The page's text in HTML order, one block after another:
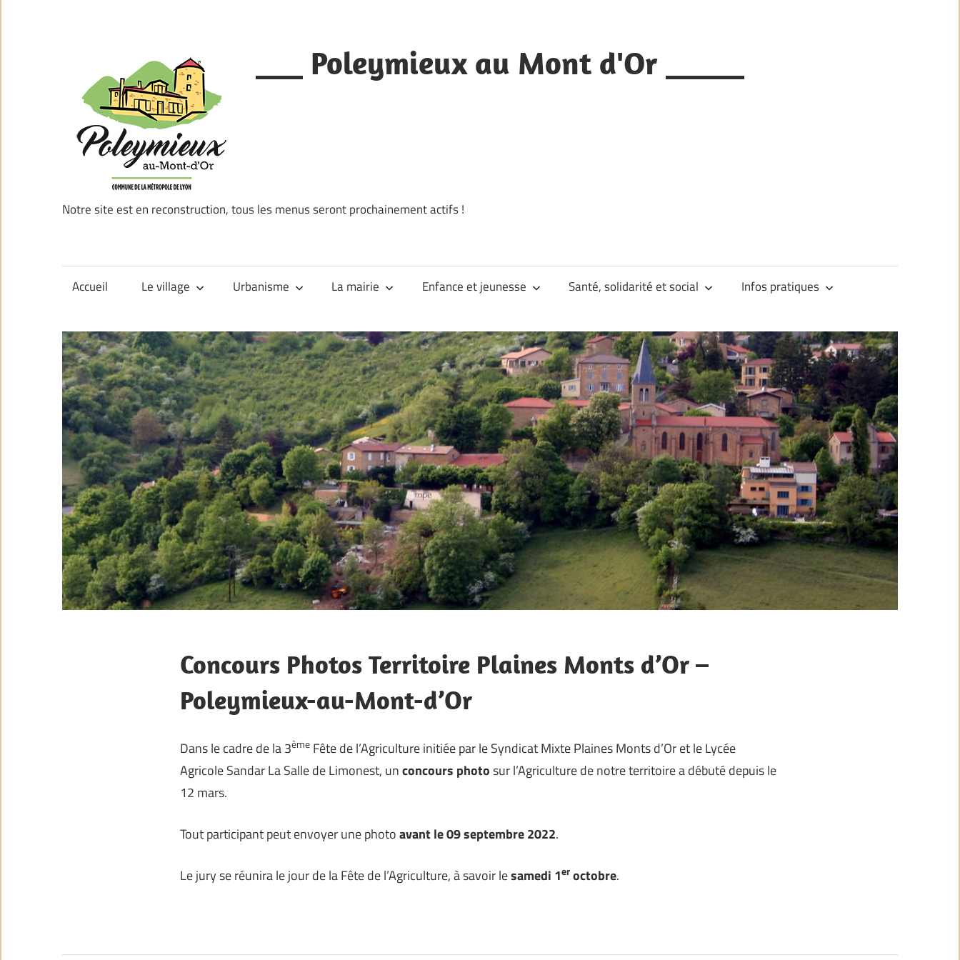
___ Poleymieux au Mont d'Or _____
Notre site est en reconstruction, tous les menus seront prochainement actifs !
Accueil Le village Urbanisme La mairie Enfance et jeunesse Santé, solidarité et social Infos pratiques
Concours Photos Territoire Plaines Monts d’Or –
Poleymieux-au-Mont-d’Or
Dans le cadre de la 3ème Fête de l’Agriculture initiée par le Syndicat Mixte Plaines Monts d’Or et le Lycée
Agricole Sandar La Salle de Limonest, unconcours photosur l’Agriculture de notre territoire a débuté depuis le
12 mars.
Tout participant peut envoyer une photoavant le 09 septembre 2022.
Le jury se réunira le jour de la Fête de l’Agriculture, à savoir lesamedi 1er octobre.